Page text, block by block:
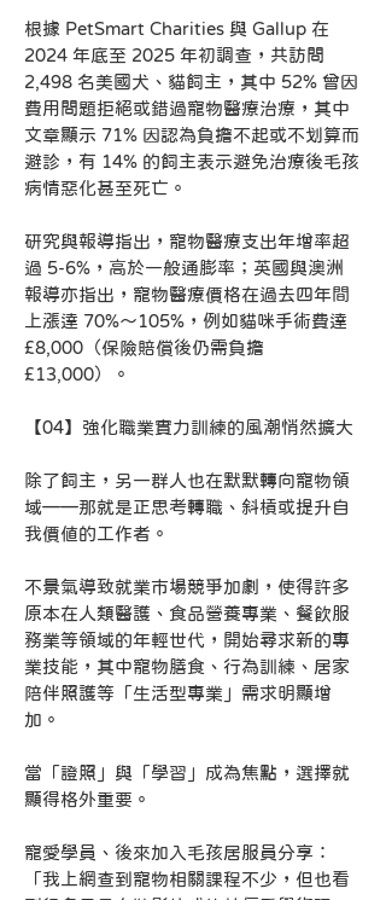
根據 PetSmart Charities 與 Gallup 在
2024 年底至 2025 年初調查，共訪問
2,498 名美國犬、貓飼主，其中 52% 曾因
費用問題拒絕或錯過寵物醫療治療，其中
文章顯示 71% 因認為負擔不起或不划算而
避診，有 14% 的飼主表示避免治療後毛孩
病情惡化甚至死亡。
研究與報導指出，寵物醫療支出年增率超
過 5‑6%，高於一般通膨率；英國與澳洲
報導亦指出，寵物醫療價格在過去四年間
上漲達 70%～105%，例如貓咪手術費達
£8,000（保險賠償後仍需負擔
£13,000）。
【04】強化職業實力訓練的風潮悄然擴大
除了飼主，另一群人也在默默轉向寵物領
域——那就是正思考轉職、斜槓或提升自
我價值的工作者。
不景氣導致就業市場競爭加劇，使得許多
原本在人類醫護、食品營養專業、餐飲服
務業等領域的年輕世代，開始尋求新的專
業技能，其中寵物膳食、行為訓練、居家
陪伴照護等「生活型專業」需求明顯增
加。
當「證照」與「學習」成為焦點，選擇就
顯得格外重要。
寵愛學員、後來加入毛孩居服員分享：
「我上網查到寵物相關課程不少，但也看